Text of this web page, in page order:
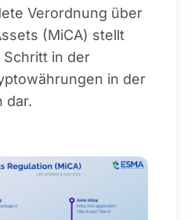
Verordnung über
(MiCA) stellt
in der
in der
dar.